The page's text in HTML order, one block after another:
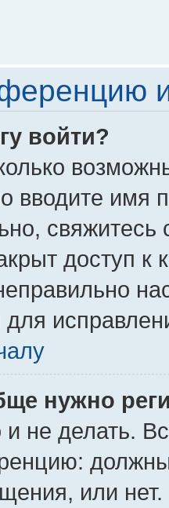
войти?
вводите имя
доступ к
нужно
не делать.
или